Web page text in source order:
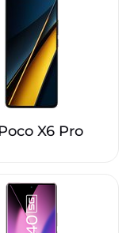
X6 Pro